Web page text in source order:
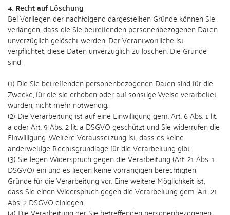
4. Recht auf Löschung
Bei Vorliegen der nachfolgend dargestellten Gründe können Sie
verlangen, dass die Sie betreffenden personenbezogenen Daten
unverzüglich gelöscht werden. Der Verantwortliche ist
verpflichtet, diese Daten unverzüglich zu löschen. Die Gründe
sind:
(1) Die Sie betreffenden personenbezogenen Daten sind für die
Zwecke, für die sie erhoben oder auf sonstige Weise verarbeitet
wurden, nicht mehr notwendig.
(2) Die Verarbeitung ist auf eine Einwilligung gem. Art. 6 Abs. 1 lit.
a oder Art. 9 Abs. 2 lit. a DSGVO geschützt und Sie widerrufen die
Einwilligung. Weitere Voraussetzung ist, dass es keine
anderweitige Rechtsgrundlage für die Verarbeitung gibt.
(3) Sie legen Widerspruch gegen die Verarbeitung (Art. 21 Abs. 1
DSGVO) ein und es liegen keine vorrangigen berechtigten
Gründe für die Verarbeitung vor. Eine weitere Möglichkeit ist,
dass Sie einen Widerspruch gegen die Verarbeitung gem. Art. 21
Abs. 2 DSGVO einlegen.